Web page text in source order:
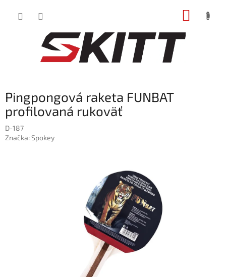
Pingpongová raketa FUNBAT
profilovaná rukoväť
D-187
Značka:Spokey